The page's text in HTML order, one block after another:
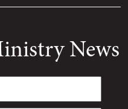
News